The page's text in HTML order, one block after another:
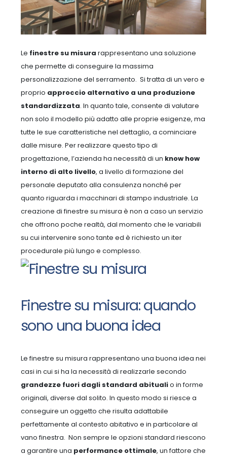
Le finestre su misura rappresentano una soluzione
che permette di conseguire la massima
personalizzazione del serramento. Si tratta di un vero e
proprio approccio alternativo a una produzione
standardizzata. In quanto tale, consente di valutare
non solo il modello più adatto alle proprie esigenze, ma
tutte le sue caratteristiche nel dettaglio, a cominciare
dalle misure. Per realizzare questo tipo di
progettazione, l’azienda ha necessità di un know how
interno di alto livello, a livello di formazione del
personale deputato alla consulenza nonché per
quanto riguarda i macchinari di stampo industriale. La
creazione di finestre su misura è non a caso un servizio
che offrono poche realtà, dal momento che le variabili
su cui intervenire sono tante ed è richiesto un iter
procedurale più lungo e complesso.
Finestre su misura: quando
sono una buona idea
Le finestre su misura rappresentano una buona idea nei
casi in cui si ha la necessità di realizzarle secondo
grandezze fuori dagli standard abitualio in forme
originali, diverse dal solito. In questo modo si riesce a
conseguire un oggetto che risulta adattabile
perfettamente al contesto abitativo e in particolare al
vano finestra. Non sempre le opzioni standard riescono
a garantire una performance ottimale, un fattore che